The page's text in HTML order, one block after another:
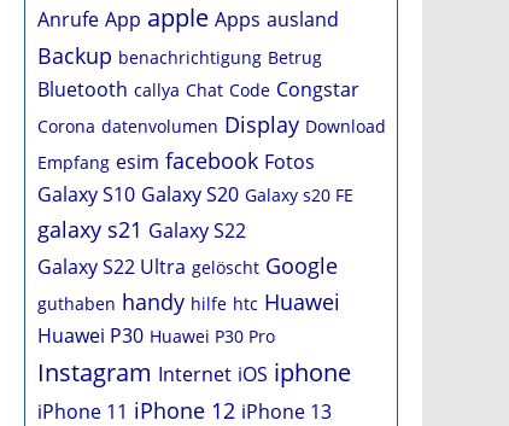
Anrufe App apple Apps ausland
Backup benachrichtigung Betrug
Bluetooth callya Chat Code Congstar
Corona datenvolumen Display Download
Empfang esim facebook Fotos
Galaxy S10 Galaxy S20 Galaxy s20 FE
galaxy s21 Galaxy S22
Galaxy S22 Ultra gelöscht Google
guthaben handy hilfe htc Huawei
Huawei P30 Huawei P30 Pro
Instagram Internet iOS iphone
iPhone 11 iPhone 12 iPhone 13